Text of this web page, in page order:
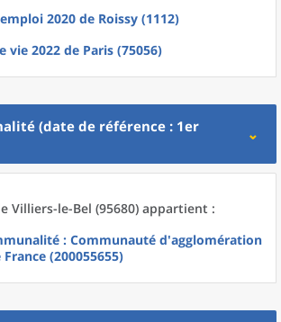
2020 de Roissy (1112)
vie 2022 de Paris (75056)
(date de référence : 1er
Villiers-le-Bel (95680) appartient :
: Communauté d'agglomération
(200055655)